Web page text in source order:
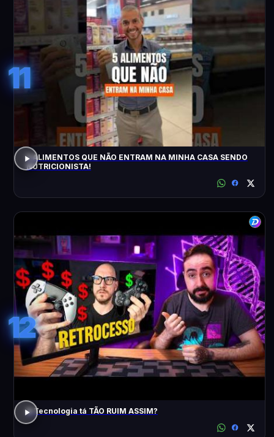
11
5 ALIMENTOS QUE NÃO ENTRAM NA MINHA CASA SENDO
NUTRICIONISTA!
12
A Tecnologia tá TÃO RUIM ASSIM?